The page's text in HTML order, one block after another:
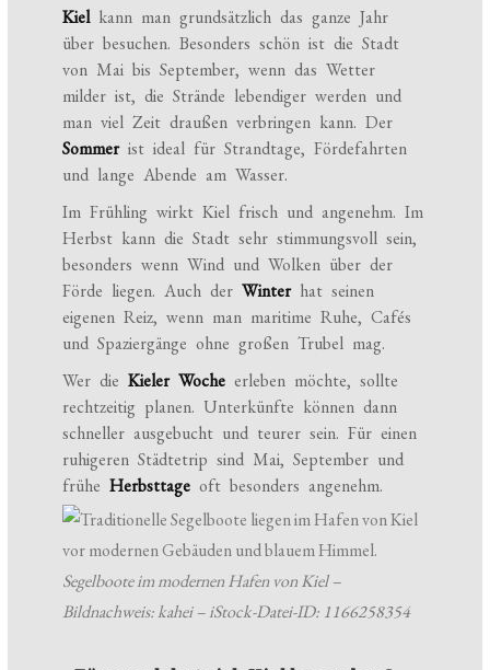
Kielkann man grundsätzlich das ganze Jahr
über besuchen. Besonders schön ist die Stadt
von Mai bis September, wenn das Wetter
milder ist, die Strände lebendiger werden und
man viel Zeit draußen verbringen kann. Der
Sommerist ideal für Strandtage, Fördefahrten
und lange Abende am Wasser.
Im Frühling wirkt Kiel frisch und angenehm. Im
Herbst kann die Stadt sehr stimmungsvoll sein,
besonders wenn Wind und Wolken über der
Förde liegen. Auch derWinterhat seinen
eigenen Reiz, wenn man maritime Ruhe, Cafés
und Spaziergänge ohne großen Trubel mag.
Wer dieKieler Woche erleben möchte, sollte
rechtzeitig planen. Unterkünfte können dann
schneller ausgebucht und teurer sein. Für einen
ruhigeren Städtetrip sind Mai, September und
früheHerbsttage oft besonders angenehm.
Segelboote im modernen Hafen von Kiel –
Bildnachweis: kahei – iStock-Datei-ID: 1166258354